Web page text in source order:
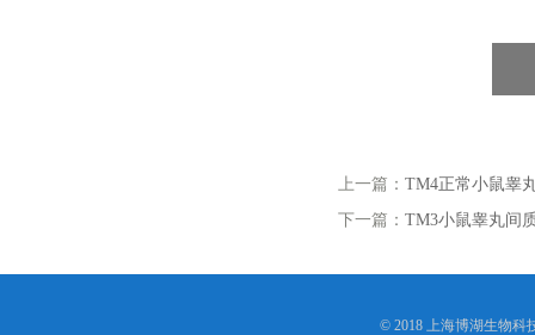
上一篇： TM4正常小鼠睾
下一篇： TM3小鼠睾丸间
© 2018 上海博湖生物科